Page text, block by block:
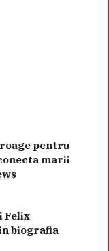
roage pentru
marii
Felix
biografia